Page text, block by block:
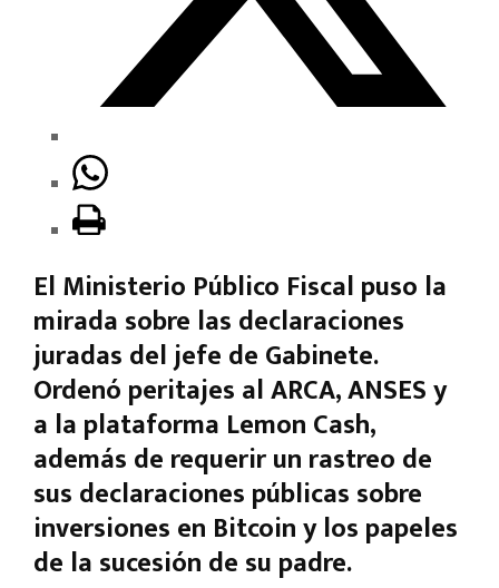
El Ministerio Público Fiscal puso la
mirada sobre las declaraciones
juradas del jefe de Gabinete.
Ordenó peritajes al ARCA, ANSES y
a la plataforma Lemon Cash,
además de requerir un rastreo de
sus declaraciones públicas sobre
inversiones en Bitcoin y los papeles
de la sucesión de su padre.